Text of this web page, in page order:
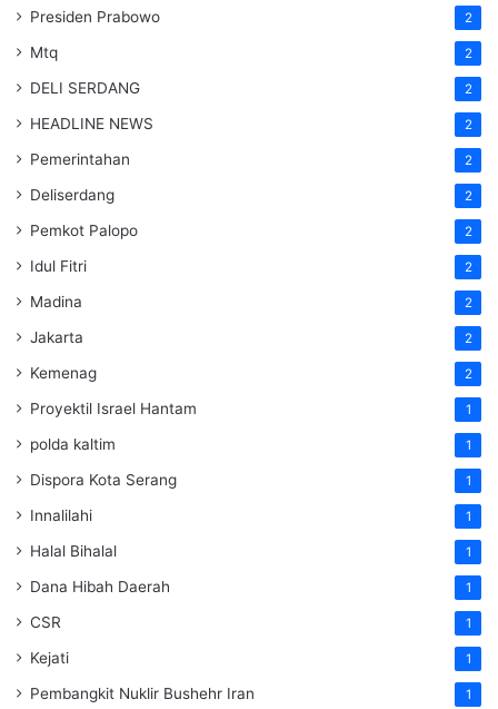
Presiden Prabowo 2
Mtq 2
DELI SERDANG 2
HEADLINE NEWS 2
Pemerintahan 2
Deliserdang 2
Pemkot Palopo 2
Idul Fitri 2
Madina 2
Jakarta 2
Kemenag 2
Proyektil Israel Hantam 1
polda kaltim 1
Dispora Kota Serang 1
Innalilahi 1
Halal Bihalal 1
Dana Hibah Daerah 1
CSR 1
Kejati 1
Pembangkit Nuklir Bushehr Iran 1